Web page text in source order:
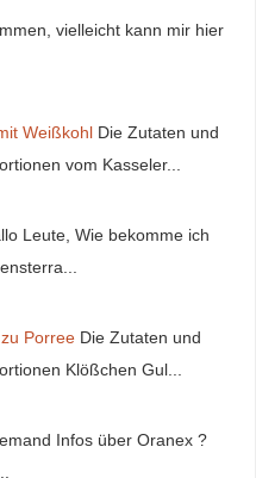
vielleicht kann mir hier
Weißkohl Die Zutaten und
vom Kasseler...
Leute, Wie bekomme ich
Porree Die Zutaten und
Klößchen Gul...
Infos über Oranex ?